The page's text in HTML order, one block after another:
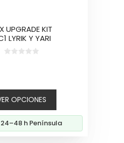
UPGRADE KIT
LYRIK Y YARI
OPCIONES
h Península